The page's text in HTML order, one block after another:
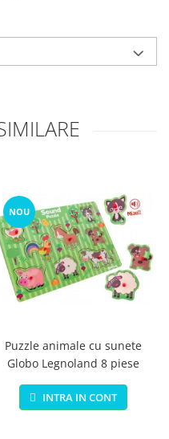
NOU
Puzzle animale cu sunete
Globo Legnoland 8 piese
INTRA IN CONT